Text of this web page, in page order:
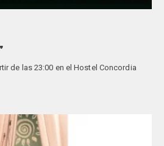
de las 23:00 en el Hostel Concordia